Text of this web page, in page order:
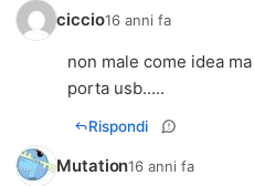
ciccio16 anni fa
non male come idea
porta usb.....
Rispondi
Mutation16 anni fa